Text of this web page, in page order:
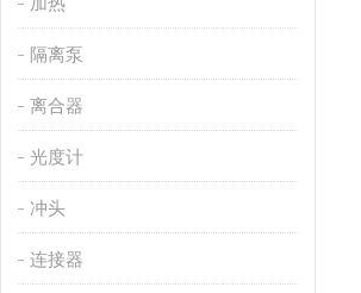
隔离泵
离合器
光度计
冲头
连接器